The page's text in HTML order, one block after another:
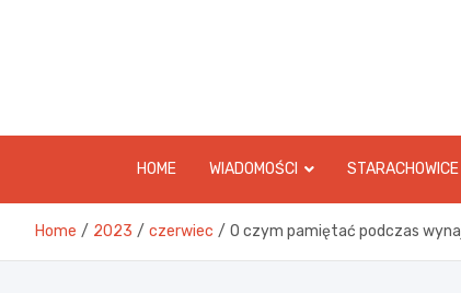
HOME WIADOMOŚCI STARACHOWICE
Home 2023 czerwiec O czym pamiętać podczas